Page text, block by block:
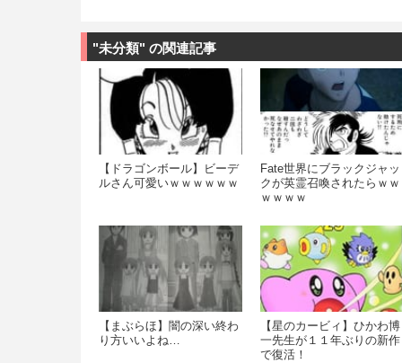
"未分類" の関連記事
【ドラゴンボール】ビーデ
ルさん可愛いｗｗｗｗｗｗ
Fate世界にブラックジャッ
クが英霊召喚されたらｗｗ
ｗｗｗｗ
【まぶらほ】闇の深い終わ
り方いいよね…
【星のカービィ】ひかわ博
一先生が１１年ぶりの新作
で復活！